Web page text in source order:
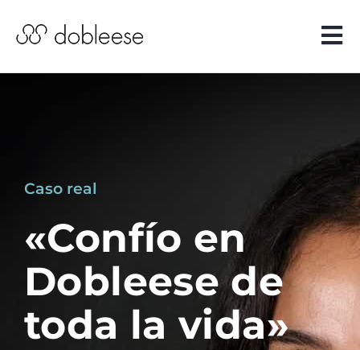
contenido
Periodoncia
Salud dental
Casos reales
Caso real
«Confío en
Dobleese de
toda la vida»